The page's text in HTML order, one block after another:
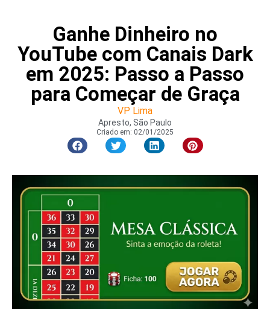
Ganhe Dinheiro no
YouTube com Canais Dark
em 2025: Passo a Passo
para Começar de Graça
VP Lima
Apresto, São Paulo
Criado em: 02/01/2025